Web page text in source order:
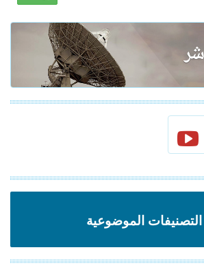
التصنيفات الموضوعية